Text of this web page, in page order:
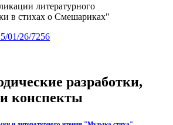
литературного
в стихах о Смешариках"
01/26/7256
разработки,
конспекты